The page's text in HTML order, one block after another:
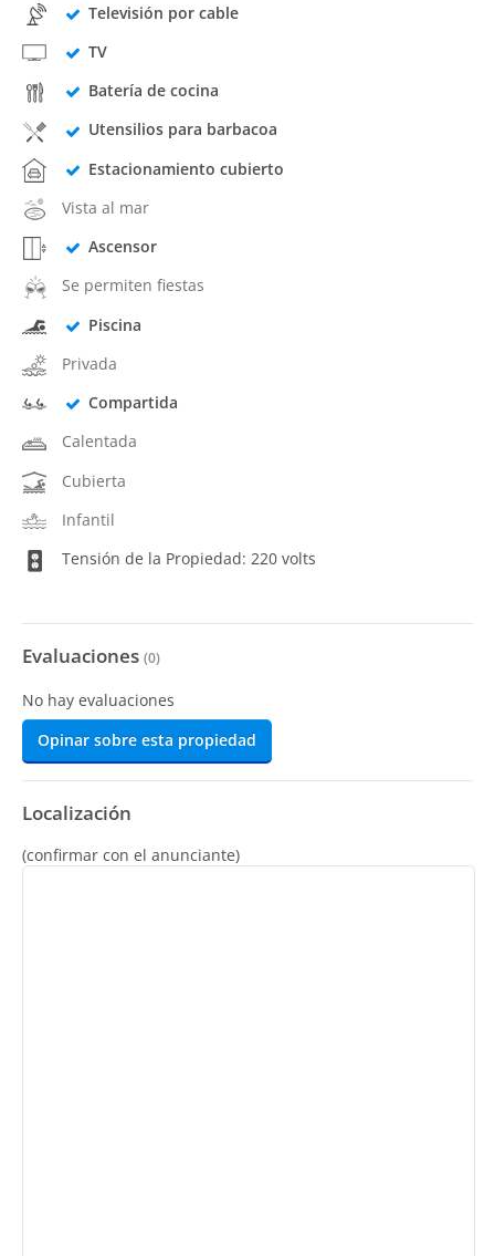
Televisión por cable
TV
Batería de cocina
Utensilios para barbacoa
Estacionamiento cubierto
Vista al mar
Ascensor
Se permiten fiestas
Piscina
Privada
Compartida
Calentada
Cubierta
Infantil
Tensión de la Propiedad: 220 volts
Evaluaciones (0)
No hay evaluaciones
Opinar sobre esta propiedad
Localización
(confirmar con el anunciante)